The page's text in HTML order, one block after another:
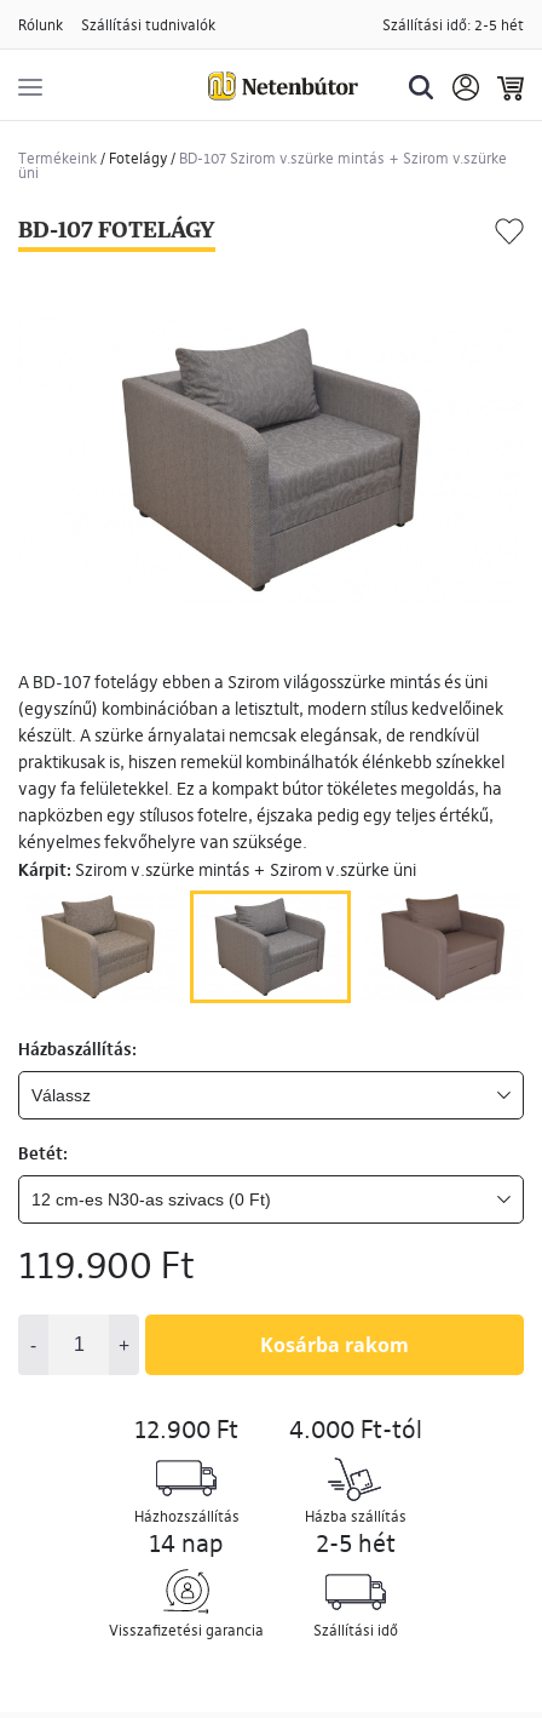
Rólunk Szállítási tudnivalók Szállítási idő: 2-5 hét
Termékeink / Fotelágy / BD-107 Szirom v.szürke mintás + Szirom v.szürke
üni
BD-107 FOTELÁGY
A BD-107 fotelágy ebben a Szirom világosszürke mintás és üni
(egyszínű) kombinációban a letisztult, modern stílus kedvelőinek
készült. A szürke árnyalatai nemcsak elegánsak, de rendkívül
praktikusak is, hiszen remekül kombinálhatók élénkebb színekkel
vagy fa felületekkel. Ez a kompakt bútor tökéletes megoldás, ha
napközben egy stílusos fotelre, éjszaka pedig egy teljes értékű,
kényelmes fekvőhelyre van szüksége.
Kárpit: Szirom v.szürke mintás + Szirom v.szürke üni
Házbaszállítás:
Betét:
119.900 Ft
- + Kosárba rakom
12.900 Ft
Házhozszállítás
4.000 Ft-tól
Házba szállítás
14 nap
Visszafizetési garancia
2-5 hét
Szállítási idő